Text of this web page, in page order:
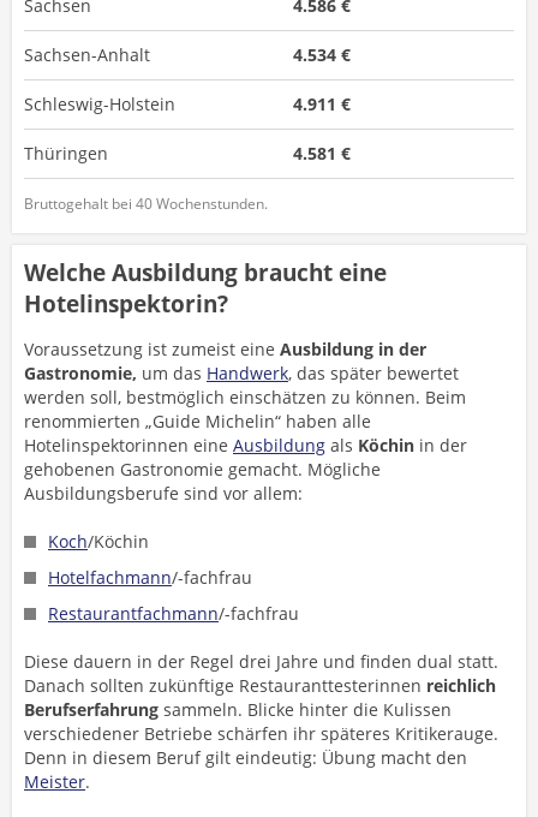
Sachsen 4.586 €
Sachsen-Anhalt 4.534 €
Schleswig-Holstein 4.911 €
Thüringen 4.581 €
Bruttogehalt bei 40 Wochenstunden.
Welche Ausbildung braucht eine
Hotelinspektorin?
Voraussetzung ist zumeist eine Ausbildung in der
Gastronomie, um das Handwerk, das später bewertet
werden soll, bestmöglich einschätzen zu können. Beim
renommierten „Guide Michelin“ haben alle
Hotelinspektorinnen eine Ausbildung als Köchin in der
gehobenen Gastronomie gemacht. Mögliche
Ausbildungsberufe sind vor allem:
Koch/Köchin
Hotelfachmann/-fachfrau
Restaurantfachmann/-fachfrau
Diese dauern in der Regel drei Jahre und finden dual statt.
Danach sollten zukünftige Restauranttesterinnen reichlich
Berufserfahrung sammeln. Blicke hinter die Kulissen
verschiedener Betriebe schärfen ihr späteres Kritikerauge.
Denn in diesem Beruf gilt eindeutig: Übung macht den
Meister.